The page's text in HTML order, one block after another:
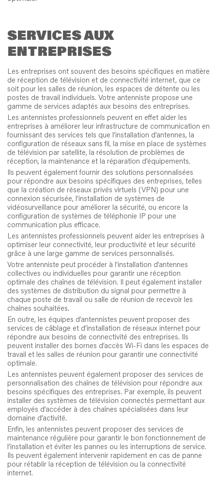
SERVICES AUX
ENTREPRISES
Les entreprises ont souvent des besoins spécifiques en matière
de réception de télévision et de connectivité internet, que ce
soit pour les salles de réunion, les espaces de détente ou les
postes de travail individuels. Votre antenniste propose une
gamme de services adaptés aux besoins des entreprises.
Les antennistes professionnels peuvent en effet aider les
entreprises à améliorer leur infrastructure de communication en
fournissant des services tels que l’installation d’antennes, la
configuration de réseaux sans fil, la mise en place de systèmes
de télévision par satellite, la résolution de problèmes de
réception, la maintenance et la réparation d’équipements.
Ils peuvent également fournir des solutions personnalisées
pour répondre aux besoins spécifiques des entreprises, telles
que la création de réseaux privés virtuels (VPN) pour une
connexion sécurisée, l’installation de systèmes de
vidéosurveillance pour améliorer la sécurité, ou encore la
configuration de systèmes de téléphonie IP pour une
communication plus efficace.
Les antennistes professionnels peuvent aider les entreprises à
optimiser leur connectivité, leur productivité et leur sécurité
grâce à une large gamme de services personnalisés.
Votre antenniste peut procéder à l’installation d’antennes
collectives ou individuelles pour garantir une réception
optimale des chaînes de télévision. Il peut également installer
des systèmes de distribution du signal pour permettre à
chaque poste de travail ou salle de réunion de recevoir les
chaînes souhaitées.
En outre, les équipes d’antennistes peuvent proposer des
services de câblage et d’installation de réseaux internet pour
répondre aux besoins de connectivité des entreprises. Ils
peuvent installer des bornes d’accès Wi-Fi dans les espaces de
travail et les salles de réunion pour garantir une connectivité
optimale.
Les antennistes peuvent également proposer des services de
personnalisation des chaînes de télévision pour répondre aux
besoins spécifiques des entreprises. Par exemple, ils peuvent
installer des systèmes de télévision connectés permettant aux
employés d’accéder à des chaînes spécialisées dans leur
domaine d’activité.
Enfin, les antennistes peuvent proposer des services de
maintenance régulière pour garantir le bon fonctionnement de
l’installation et éviter les pannes ou les interruptions de service.
Ils peuvent également intervenir rapidement en cas de panne
pour rétablir la réception de télévision ou la connectivité
internet.